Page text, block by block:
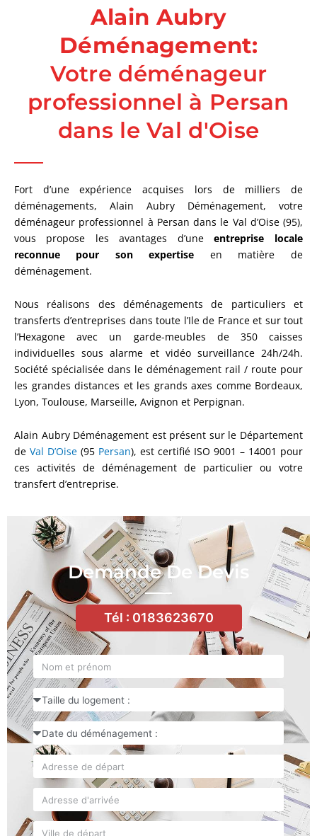
Alain Aubry
Déménagement:
Votre déménageur
professionnel à Persan
dans le Val d'Oise
Fort d’une expérience acquises lors de milliers de
déménagements, Alain Aubry Déménagement, votre
déménageur professionnel à Persan dans le Val d’Oise (95),
vous propose les avantages d’une entreprise locale
reconnue pour son expertise en matière de
déménagement.
Nous réalisons des déménagements de particuliers et
transferts d’entreprises dans toute l’Ile de France et sur tout
l’Hexagone avec un garde-meubles de 350 caisses
individuelles sous alarme et vidéo surveillance 24h/24h.
Société spécialisée dans le déménagement rail / route pour
les grandes distances et les grands axes comme Bordeaux,
Lyon, Toulouse, Marseille, Avignon et Perpignan.
Alain Aubry Déménagement est présent sur le Département
de Val D’Oise (95 Persan), est certifié ISO 9001 – 14001 pour
ces activités de déménagement de particulier ou votre
transfert d’entreprise.
Demande De Devis
Tél : 0183623670
Nom
Taille
du
logement
Date
du
déménagement
Adresse
de
départ
Adresse
d'arrivée
Ville